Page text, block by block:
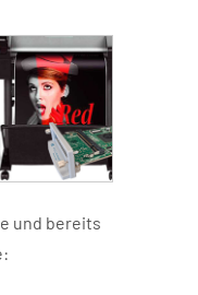
und bereits